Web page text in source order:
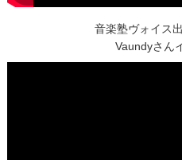
音楽塾ヴォイス
Vaundyさん